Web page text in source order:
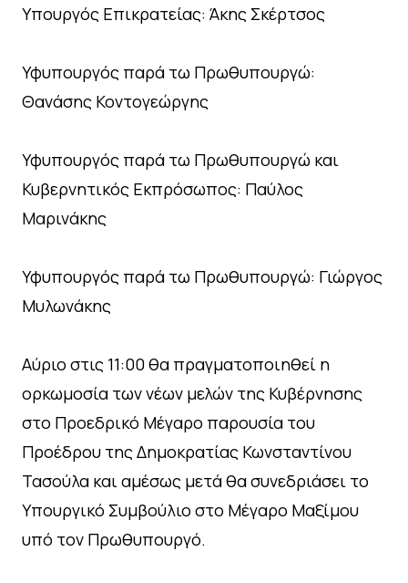
Υπουργός Επικρατείας: Άκης Σκέρτσος
Υφυπουργός παρά τω Πρωθυπουργώ:
Θανάσης Κοντογεώργης
Υφυπουργός παρά τω Πρωθυπουργώ και
Κυβερνητικός Εκπρόσωπος: Παύλος
Μαρινάκης
Υφυπουργός παρά τω Πρωθυπουργώ: Γιώργος
Μυλωνάκης
Αύριο στις 11:00 θα πραγματοποιηθεί η
ορκωμοσία των νέων μελών της Κυβέρνησης
στο Προεδρικό Μέγαρο παρουσία του
Προέδρου της Δημοκρατίας Κωνσταντίνου
Τασούλα και αμέσως μετά θα συνεδριάσει το
Υπουργικό Συμβούλιο στο Μέγαρο Μαξίμου
υπό τον Πρωθυπουργό.